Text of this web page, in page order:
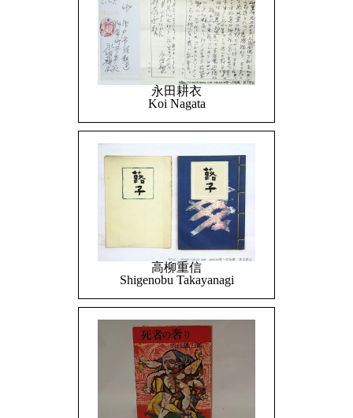
永田耕衣
Koi Nagata
高柳重信
Shigenobu Takayanagi